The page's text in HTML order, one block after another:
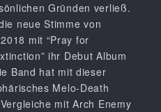
Gründen verließ.
neue Stimme von
mit “Pray for
ihr Debut Album
Band hat mit dieser
Melo-Death
mit Arch Enemy